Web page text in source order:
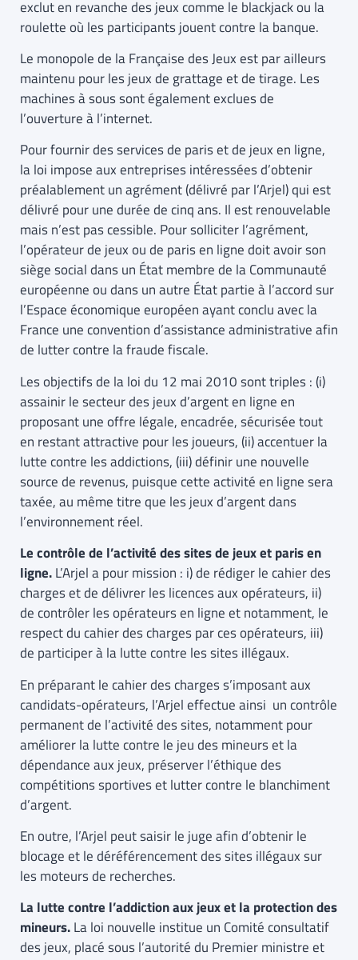
exclut en revanche des jeux comme le blackjack ou la
roulette où les participants jouent contre la banque.
Le monopole de la Française des Jeux est par ailleurs
maintenu pour les jeux de grattage et de tirage. Les
machines à sous sont également exclues de
l’ouverture à l’internet.
Pour fournir des services de paris et de jeux en ligne,
la loi impose aux entreprises intéressées d’obtenir
préalablement un agrément (délivré par l’Arjel) qui est
délivré pour une durée de cinq ans. Il est renouvelable
mais n’est pas cessible. Pour solliciter l’agrément,
l’opérateur de jeux ou de paris en ligne doit avoir son
siège social dans un État membre de la Communauté
européenne ou dans un autre État partie à l’accord sur
l’Espace économique européen ayant conclu avec la
France une convention d’assistance administrative afin
de lutter contre la fraude fiscale.
Les objectifs de la loi du 12 mai 2010 sont triples : (i)
assainir le secteur des jeux d’argent en ligne en
proposant une offre légale, encadrée, sécurisée tout
en restant attractive pour les joueurs, (ii) accentuer la
lutte contre les addictions, (iii) définir une nouvelle
source de revenus, puisque cette activité en ligne sera
taxée, au même titre que les jeux d’argent dans
l’environnement réel.
Le contrôle de l’activité des sites de jeux et paris en
ligne.L’Arjel a pour mission : i) de rédiger le cahier des
charges et de délivrer les licences aux opérateurs, ii)
de contrôler les opérateurs en ligne et notamment, le
respect du cahier des charges par ces opérateurs, iii)
de participer à la lutte contre les sites illégaux.
En préparant le cahier des charges s’imposant aux
candidats-opérateurs, l’Arjel effectue ainsi un contrôle
permanent de l’activité des sites, notamment pour
améliorer la lutte contre le jeu des mineurs et la
dépendance aux jeux, préserver l’éthique des
compétitions sportives et lutter contre le blanchiment
d’argent.
En outre, l’Arjel peut saisir le juge afin d’obtenir le
blocage et le déréférencement des sites illégaux sur
les moteurs de recherches.
La lutte contre l’addiction aux jeux et la protection des
mineurs.La loi nouvelle institue un Comité consultatif
des jeux, placé sous l’autorité du Premier ministre et